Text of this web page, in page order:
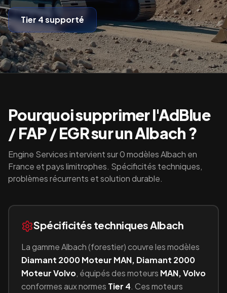
Tier 4supporté
Pourquoi supprimer l'AdBlue
/ FAP / EGR sur unAlbach?
Engine Services intervient sur0modèlesAlbach en
France et pays limitrophes. Spécificités techniques,
problèmes récurrents et solution durable.
Spécificités techniquesAlbach
La gammeAlbach(forestier) couvre les modèles
Diamant 2000 Moteur MAN, Diamant 2000
Moteur Volvo, équipésdes moteurs MAN, Volvo
conformes aux normes Tier 4. Ces moteurs